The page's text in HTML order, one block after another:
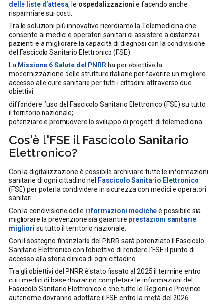
delle liste d’attesa, le ospedalizzazioni e facendo anche
risparmiare sui costi.
Tra le soluzioni più innovative ricordiamo la Telemedicina che
consente ai medici e operatori sanitari di assistere a distanza i
pazienti e a migliorare la capacità di diagnosi con la condivisione
del Fascicolo Sanitario Elettronico (FSE).
La Missione 6 Salute del PNRR ha per obiettivo la
modernizzazione delle strutture italiane per favorire un migliore
accesso alle cure sanitarie per tutti i cittadini attraverso due
obiettivi:
diffondere l’uso del Fascicolo Sanitario Elettronico (FSE) su tutto
il territorio nazionale;
potenziare e promuovere lo sviluppo di progetti di telemedicina.
Cos'è l'FSE il Fascicolo Sanitario
Elettronico?
Con la digitalizzazione è possibile archiviare tutte le informazioni
sanitarie di ogni cittadino nel Fascicolo Sanitario Elettronico
(FSE) per poterla condividere in sicurezza con medici e operatori
sanitari.
Con la condivisione delle informazioni medicheè possibile sia
migliorare la prevenzione sia garantire prestazioni sanitarie
migliori su tutto il territorio nazionale.
Con il sostegno finanziario del PNRR sarà potenziato il Fascicolo
Sanitario Elettronico con l’obiettivo di rendere l’FSE il punto di
accesso alla storia clinica di ogni cittadino.
Tra gli obiettivi del PNRR è stato fissato al 2025 il termine entro
cui i medici di base dovranno completare le informazioni del
Fascicolo Sanitario Elettronico e che tutte le Regioni e Province
autonome dovranno adottare il FSE entro la metà del 2026.